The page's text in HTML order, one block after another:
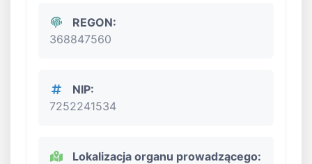
REGON:
368847560
NIP:
7252241534
Lokalizacja organu prowadzącego: